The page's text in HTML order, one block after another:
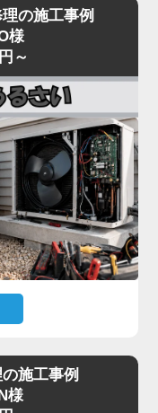
けながら点検
で一貫して対
カーや型番を問わ
いたします。
お早めにご相談く
、当店でも夏場
結露水を屋外に
用しているとホ
入し、水の流れを
ースも多い一方
ドレンパンの劣
、排水経路のトラ
、表面だけの対処
床材の腐食・階
が高額になる可
の状態確認・ホ
付け状態の調整
の施工事例
様
～
、ファンモータ
プレッサーの異
施工事例
様